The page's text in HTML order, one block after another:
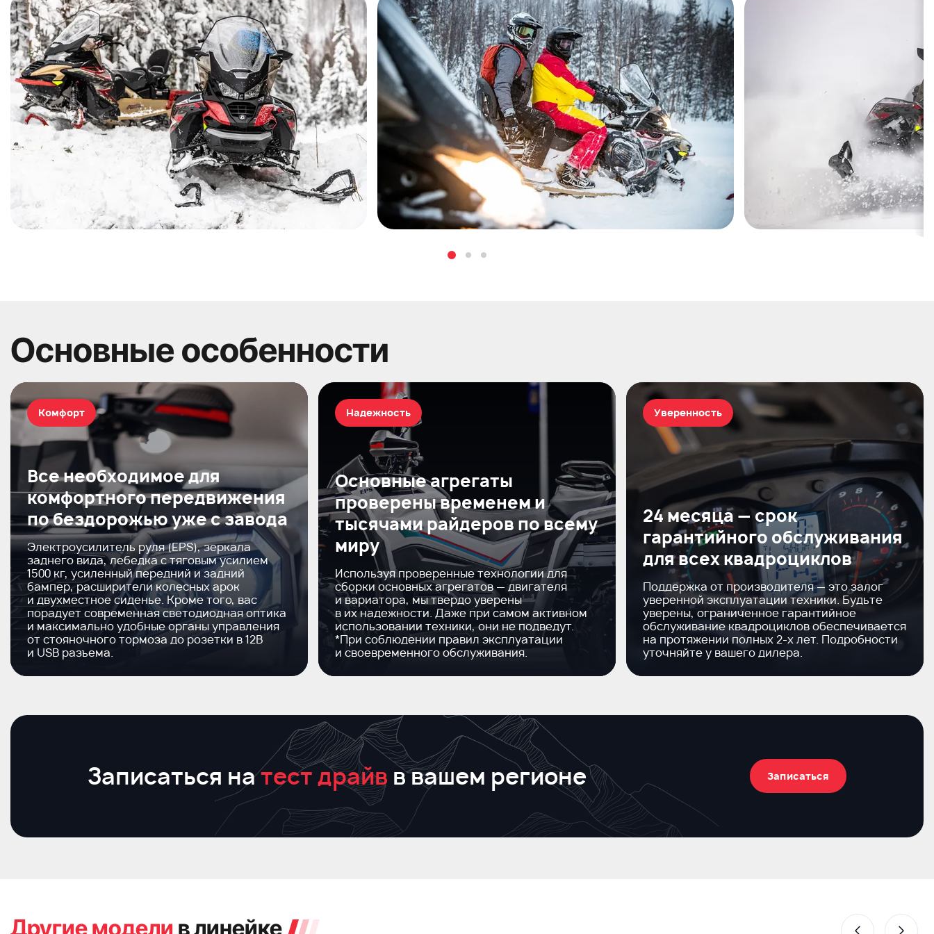
фаркоп, порт зарядки аккумулятора с индикацией заряда,
зеркала заднего вида.
Варианты расцветок
Black + Magma Red; Flame Red + Black; Monet Blue + Black
Основные особенности
Все необходимое для
комфортного передвижения
по бездорожью уже с завода
Электроусилитель руля (EPS), зеркала
заднего вида, лебедка с тяговым усилием
1500 кг, усиленный передний и задний
бампер, расширители колесных арок
и двухместное сиденье. Кроме того, вас
порадует современная светодиодная оптика
и максимально удобные органы управления
от стояночного тормоза до розетки в 12В
и USB разъема.
Комфорт
Основные агрегаты
проверены временем и
тысячами райдеров по всему
миру
Используя проверенные технологии для
сборки основных агрегатов — двигателя
и вариатора, мы твердо уверены
в их надежности. Даже при самом активном
использовании техники, они не подведут.
*При соблюдении правил эксплуатации
и своевременного обслуживания.
Надежность
24 месяца — срок
гарантийного обслуживания
для всех квадроциклов
Поддержка от производителя — это залог
уверенной эксплуатации техники. Будьте
уверены, ограниченное гарантийное
обслуживание квадроциклов обеспечивается
на протяжении полных2-хлет. Подробности
уточняйте у вашего дилера.
Уверенность
Записаться натест драйв в вашем регионе Записаться
Другие модели в линейке